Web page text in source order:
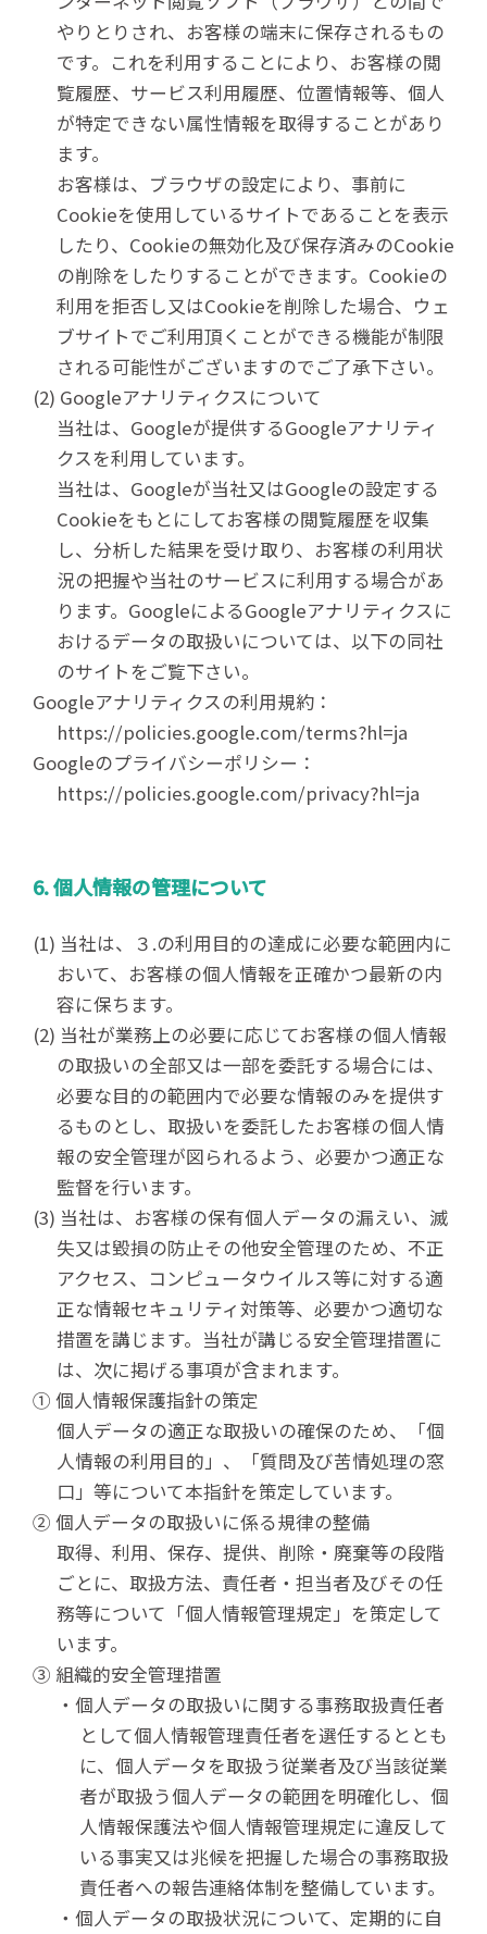
やりとりされ、お客様の端末に保存されるもの
です。これを利用することにより、お客様の閲
覧履歴、サービス利用履歴、位置情報等、個人
が特定できない属性情報を取得することがあり
ます。
お客様は、ブラウザの設定により、事前に
Cookieを使用しているサイトであることを表示
したり、Cookieの無効化及び保存済みのCookie
の削除をしたりすることができます。Cookieの
利用を拒否し又はCookieを削除した場合、ウェ
ブサイトでご利用頂くことができる機能が制限
される可能性がございますのでご了承下さい。
(2) Googleアナリティクスについて
当社は、Googleが提供するGoogleアナリティ
クスを利用しています。
当社は、Googleが当社又はGoogleの設定する
Cookieをもとにしてお客様の閲覧履歴を収集
し、分析した結果を受け取り、お客様の利用状
況の把握や当社のサービスに利用する場合があ
ります。GoogleによるGoogleアナリティクスに
おけるデータの取扱いについては、以下の同社
のサイトをご覧下さい。
Googleアナリティクスの利用規約：
https://policies.google.com/terms?hl=ja
Googleのプライバシーポリシー：
https://policies.google.com/privacy?hl=ja
6. 個人情報の管理について
(1) 当社は、３.の利用目的の達成に必要な範囲内に
おいて、お客様の個人情報を正確かつ最新の内
容に保ちます。
(2) 当社が業務上の必要に応じてお客様の個人情報
の取扱いの全部又は一部を委託する場合には、
必要な目的の範囲内で必要な情報のみを提供す
るものとし、取扱いを委託したお客様の個人情
報の安全管理が図られるよう、必要かつ適正な
監督を行います。
(3) 当社は、お客様の保有個人データの漏えい、滅
失又は毀損の防止その他安全管理のため、不正
アクセス、コンピュータウイルス等に対する適
正な情報セキュリティ対策等、必要かつ適切な
措置を講じます。当社が講じる安全管理措置に
は、次に掲げる事項が含まれます。
① 個人情報保護指針の策定
個人データの適正な取扱いの確保のため、「個
人情報の利用目的」、「質問及び苦情処理の窓
口」等について本指針を策定しています。
② 個人データの取扱いに係る規律の整備
取得、利用、保存、提供、削除・廃棄等の段階
ごとに、取扱方法、責任者・担当者及びその任
務等について「個人情報管理規定」を策定して
います。
③ 組織的安全管理措置
・個人データの取扱いに関する事務取扱責任者
として個人情報管理責任者を選任するととも
に、個人データを取扱う従業者及び当該従業
者が取扱う個人データの範囲を明確化し、個
人情報保護法や個人情報管理規定に違反して
いる事実又は兆候を把握した場合の事務取扱
責任者への報告連絡体制を整備しています。
・個人データの取扱状況について、定期的に自